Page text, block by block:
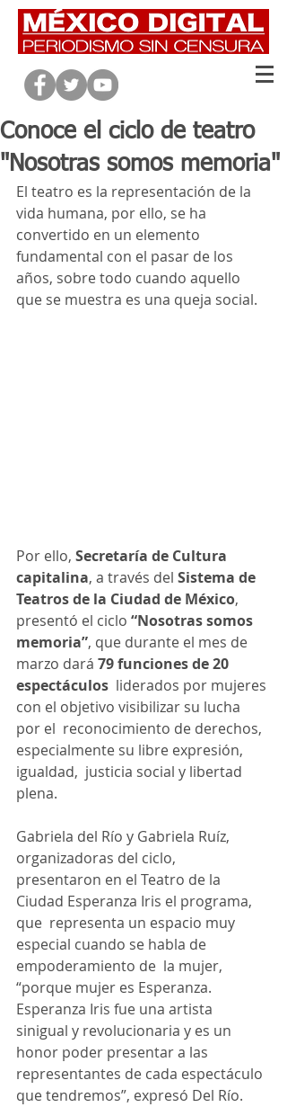
Conoce el ciclo de teatro
"Nosotras somos memoria"
El teatro es la representación de la
vida humana, por ello, se ha
convertido en un elemento
fundamental con el pasar de los
años, sobre todo cuando aquello
que se muestra es una queja social.
Por ello, Secretaría de Cultura
capitalina, a través del Sistema de
Teatros de la Ciudad de México,
presentó el ciclo “Nosotras somos
memoria”, que durante el mes de
marzo dará 79 funciones de 20
espectáculos
  liderados por mujeres
con el objetivo visibilizar su lucha
por el  reconocimiento de derechos,
especialmente su libre expresión,
igualdad,  justicia social y libertad
plena.
Gabriela del Río y Gabriela Ruíz,
organizadoras del ciclo,
presentaron en el Teatro de la
Ciudad Esperanza Iris el programa,
que  representa un espacio muy
especial cuando se habla de
empoderamiento de  la mujer,
“porque mujer es Esperanza.
Esperanza Iris fue una artista
sinigual y revolucionaria y es un
honor poder presentar a las
representantes de cada espectáculo
que tendremos”, expresó Del Río.